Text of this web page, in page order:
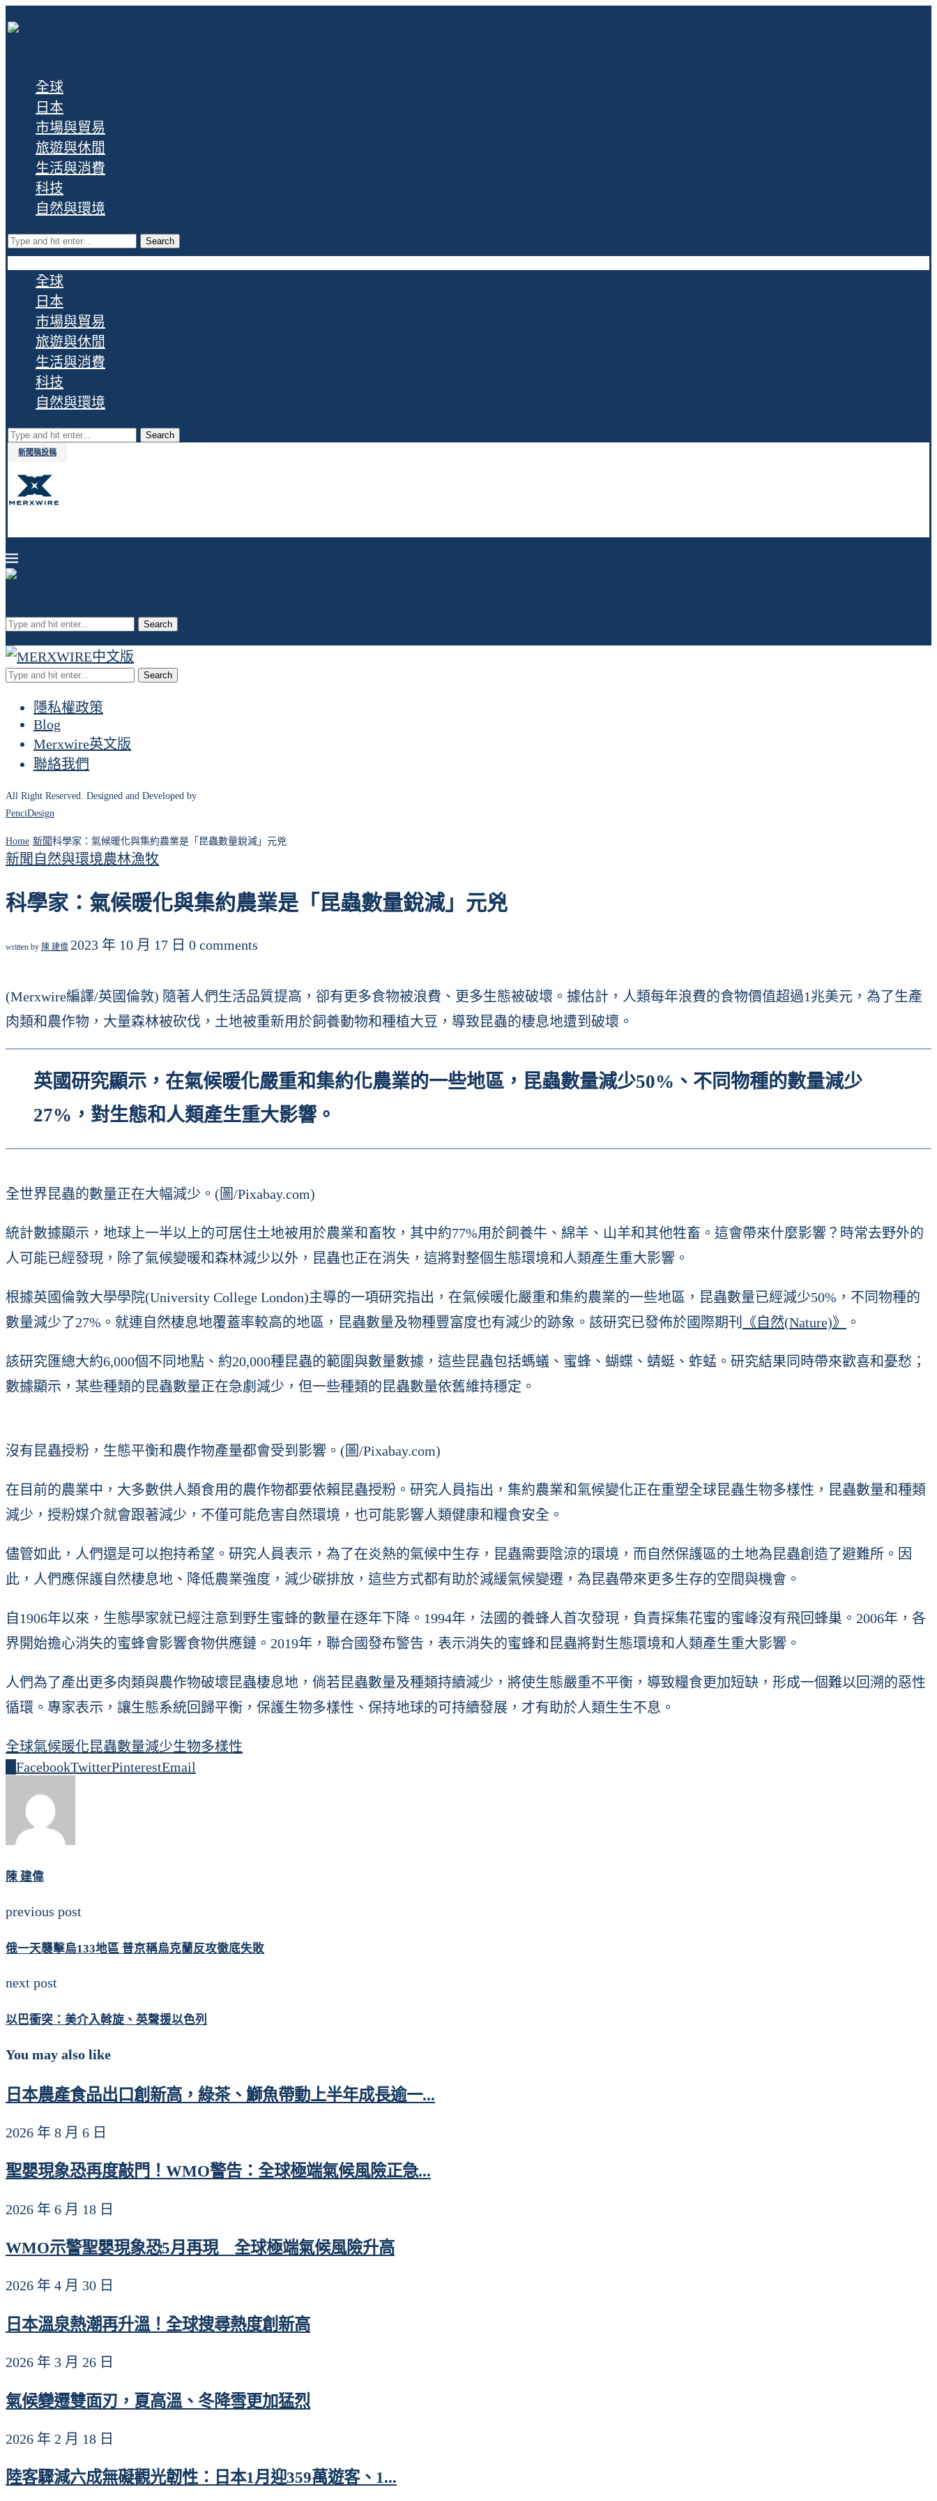
全球
日本
市場與貿易
旅遊與休閒
生活與消費
科技
自然與環境
Search
全球
日本
市場與貿易
旅遊與休閒
生活與消費
科技
自然與環境
Search
新聞稿投稿
Search
Search
隱私權政策
Blog
Merxwire英文版
聯絡我們
All Right Reserved. Designed and Developed by
PenciDesign
Home 新聞科學家：氣候暖化與集約農業是「昆蟲數量銳減」元兇
新聞 自然與環境農林漁牧
科學家：氣候暖化與集約農業是「昆蟲數量銳減」元兇
written by 陳 建偉 2023 年 10 月 17 日 0 comments
(Merxwire編譯/英國倫敦) 隨著人們生活品質提高，卻有更多食物被浪費、更多生態被破壞。據估計，人類每年浪費的食物價值超過1兆美元，為了生產
肉類和農作物，大量森林被砍伐，土地被重新用於飼養動物和種植大豆，導致昆蟲的棲息地遭到破壞。
英國研究顯示，在氣候暖化嚴重和集約化農業的一些地區，昆蟲數量減少50%、不同物種的數量減少
27%，對生態和人類產生重大影響。
全世界昆蟲的數量正在大幅減少。(圖/Pixabay.com)
統計數據顯示，地球上一半以上的可居住土地被用於農業和畜牧，其中約77%用於飼養牛、綿羊、山羊和其他牲畜。這會帶來什麼影響？時常去野外的
人可能已經發現，除了氣候變暖和森林減少以外，昆蟲也正在消失，這將對整個生態環境和人類產生重大影響。
根據英國倫敦大學學院(University College London)主導的一項研究指出，在氣候暖化嚴重和集約農業的一些地區，昆蟲數量已經減少50%，不同物種的
數量減少了27%。就連自然棲息地覆蓋率較高的地區，昆蟲數量及物種豐富度也有減少的跡象。該研究已發佈於國際期刊
《自然(Nature)》 。
該研究匯總大約6,000個不同地點、約20,000種昆蟲的範圍與數量數據，這些昆蟲包括螞蟻、蜜蜂、蝴蝶、蜻蜓、蚱蜢。研究結果同時帶來歡喜和憂愁；
數據顯示，某些種類的昆蟲數量正在急劇減少，但一些種類的昆蟲數量依舊維持穩定。
沒有昆蟲授粉，生態平衡和農作物產量都會受到影響。(圖/Pixabay.com)
在目前的農業中，大多數供人類食用的農作物都要依賴昆蟲授粉。研究人員指出，集約農業和氣候變化正在重塑全球昆蟲生物多樣性，昆蟲數量和種類
減少，授粉媒介就會跟著減少，不僅可能危害自然環境，也可能影響人類健康和糧食安全。
儘管如此，人們還是可以抱持希望。研究人員表示，為了在炎熱的氣候中生存，昆蟲需要陰涼的環境，而自然保護區的土地為昆蟲創造了避難所。因
此，人們應保護自然棲息地、降低農業強度，減少碳排放，這些方式都有助於減緩氣候變遷，為昆蟲帶來更多生存的空間與機會。
自1906年以來，生態學家就已經注意到野生蜜蜂的數量在逐年下降。1994年，法國的養蜂人首次發現，負責採集花蜜的蜜峰沒有飛回蜂巢。2006年，各
界開始擔心消失的蜜蜂會影響食物供應鏈。2019年，聯合國發布警告，表示消失的蜜蜂和昆蟲將對生態環境和人類產生重大影響。
人們為了產出更多肉類與農作物破壞昆蟲棲息地，倘若昆蟲數量及種類持續減少，將使生態嚴重不平衡，導致糧食更加短缺，形成一個難以回溯的惡性
循環。專家表示，讓生態系統回歸平衡，保護生物多樣性、保持地球的可持續發展，才有助於人類生生不息。
全球氣候暖化昆蟲數量減少生物多樣性
FacebookTwitterPinterestEmail
陳 建偉
previous post
俄一天襲擊烏133地區 普京稱烏克蘭反攻徹底失敗
next post
以巴衝突：美介入斡旋、英聲援以色列
You may also like
日本農產食品出口創新高，綠茶、鰤魚帶動上半年成長逾一...
2026 年 8 月 6 日
聖嬰現象恐再度敲門！WMO警告：全球極端氣候風險正急...
2026 年 6 月 18 日
WMO示警聖嬰現象恐5月再現 全球極端氣候風險升高
2026 年 4 月 30 日
日本溫泉熱潮再升溫！全球搜尋熱度創新高
2026 年 3 月 26 日
氣候變遷雙面刃，夏高溫、冬降雪更加猛烈
2026 年 2 月 18 日
陸客驟減六成無礙觀光韌性：日本1月迎359萬遊客、1...